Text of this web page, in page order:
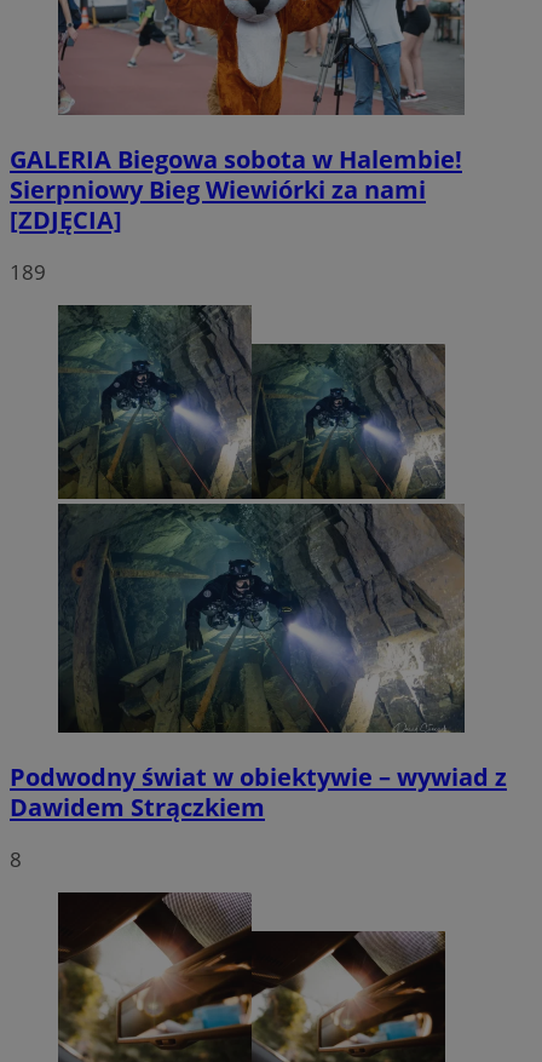
GALERIA Biegowa sobota w Halembie!
Sierpniowy Bieg Wiewiórki za nami
[ZDJĘCIA]
189
Podwodny świat w obiektywie – wywiad z
Dawidem Strączkiem
8